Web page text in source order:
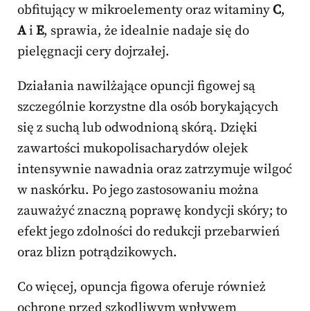
obfitujący w mikroelementy oraz witaminy C,
Ai E, sprawia, że idealnie nadaje się do
pielęgnacji cery dojrzałej.
Działania nawilżające opuncji figowej są
szczególnie korzystne dla osób borykających
się z suchą lub odwodnioną skórą. Dzięki
zawartości mukopolisacharydów olejek
intensywnie nawadnia oraz zatrzymuje wilgoć
w naskórku. Po jego zastosowaniu można
zauważyć znaczną poprawę kondycji skóry; to
efekt jego zdolności do redukcji przebarwień
oraz blizn potrądzikowych.
Co więcej, opuncja figowa oferuje również